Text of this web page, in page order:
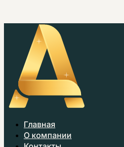
Главная
О компании